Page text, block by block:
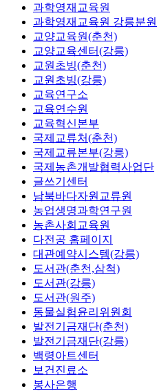
과학영재교육원
과학영재교육원 강릉분원
교양교육원(춘천)
교양교육센터(강릉)
교원초빙(춘천)
교원초빙(강릉)
교육연구소
교육연수원
교육혁신본부
국제교류처(춘천)
국제교류본부(강릉)
국제농촌개발협력사업단
글쓰기센터
남북바다자원교류원
농업생명과학연구원
농촌사회교육원
다전공 홈페이지
대관예약시스템(강릉)
도서관(춘천,삼척)
도서관(강릉)
도서관(원주)
동물실험윤리위원회
발전기금재단(춘천)
발전기금재단(강릉)
백령아트센터
보건진료소
봉사은행